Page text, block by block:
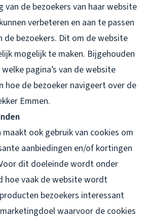
van de bezoekers van haar website
verbeteren en aan te passen
de bezoekers. Dit om de website
mogelijk te maken. Bijgehouden
pagina’s van de website
hoe de bezoeker navigeert over de
Emmen.
maakt ook gebruik van cookies om
aanbiedingen en/of kortingen
dit doeleinde wordt onder
hoe vaak de website wordt
bezoekers interessant
waarvoor de cookies